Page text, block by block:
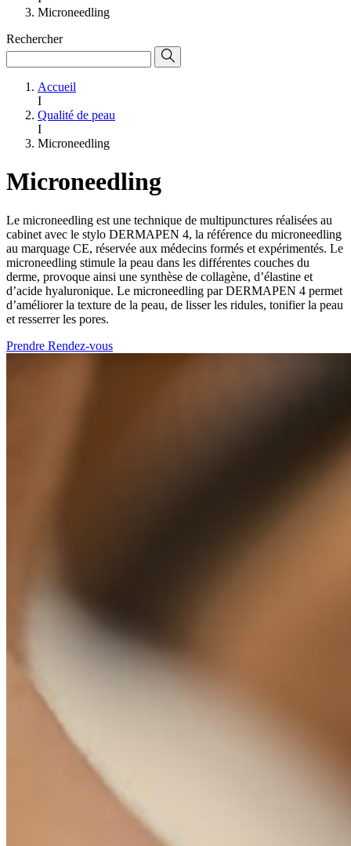
Microneedling
Rechercher
Accueil
I
Qualité de peau
I
Microneedling
Microneedling
Le microneedling est une technique de multipunctures réalisées au
cabinet avec le stylo DERMAPEN 4, la référence du microneedling
au marquage CE, réservée aux médecins formés et expérimentés. Le
microneedling stimule la peau dans les différentes couches du
derme, provoque ainsi une synthèse de collagène, d’élastine et
d’acide hyaluronique. Le microneedling par DERMAPEN 4 permet
d’améliorer la texture de la peau, de lisser les ridules, tonifier la peau
et resserrer les pores.
Prendre Rendez-vous